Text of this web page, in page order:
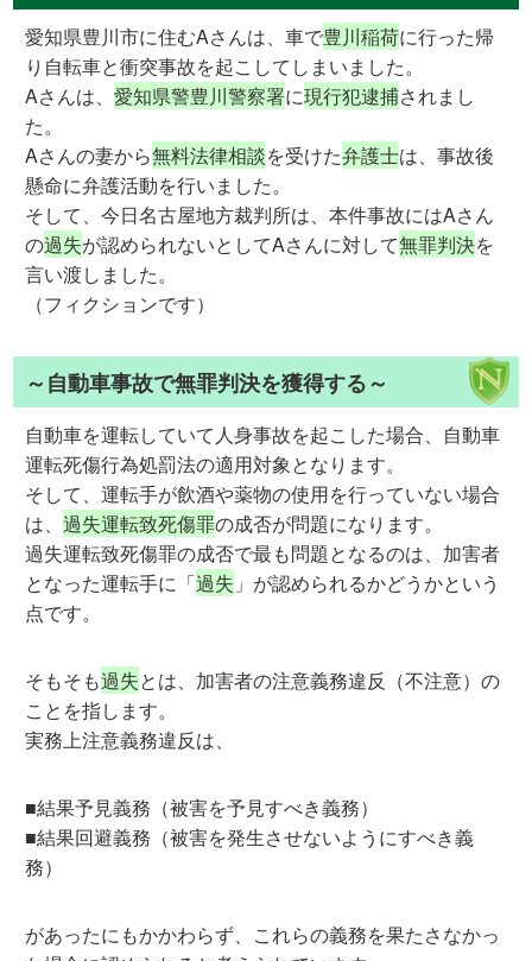
愛知県豊川市に住むAさんは、車で豊川稲荷に行った帰
り自転車と衝突事故を起こしてしまいました。
Aさんは、愛知県警豊川警察署に現行犯逮捕されまし
た。
Aさんの妻から無料法律相談を受けた弁護士は、事故後
懸命に弁護活動を行いました。
そして、今日名古屋地方裁判所は、本件事故にはAさん
の過失が認められないとしてAさんに対して無罪判決を
言い渡しました。
（フィクションです）
～自動車事故で無罪判決を獲得する～
自動車を運転していて人身事故を起こした場合、自動車
運転死傷行為処罰法の適用対象となります。
そして、運転手が飲酒や薬物の使用を行っていない場合
は、過失運転致死傷罪の成否が問題になります。
過失運転致死傷罪の成否で最も問題となるのは、加害者
となった運転手に「過失 」が認められるかどうかという
点です。
そもそも過失とは、加害者の注意義務違反（不注意）の
ことを指します。
実務上注意義務違反は、
■結果予見義務（被害を予見すべき義務）
■結果回避義務（被害を発生させないようにすべき義
務）
があったにもかかわらず、これらの義務を果たさなかっ